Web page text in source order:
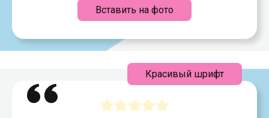
Вставить на фото
Красивый шрифт